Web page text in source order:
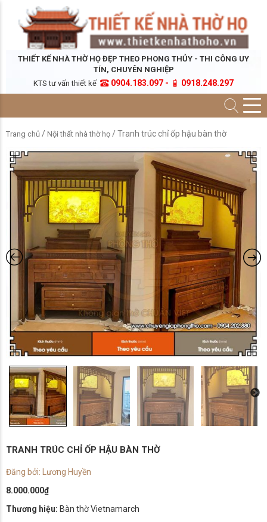
THIẾT KẾ NHÀ THỜ HỌ ĐẸP THEO PHONG THỦY - THI CÔNG UY
TÍN, CHUYÊN NGHIỆP
KTS tư vấn thiết kế
0904.183.097 - 0918.248.297
Trang chủ / Nội thất nhà thờ họ / Tranh trúc chỉ ốp hậu bàn thờ
TRANH TRÚC CHỈ ỐP HẬU BÀN THỜ
Đăng bởi: Lương Huyền
8.000.000₫
Thương hiệu: Bàn thờ Vietnamarch